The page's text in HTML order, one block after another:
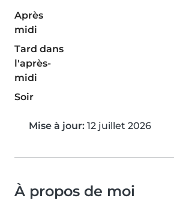
Après
midi
Tard dans
l'après-
midi
Soir
Mise à jour: 12 juillet 2026
À propos de moi